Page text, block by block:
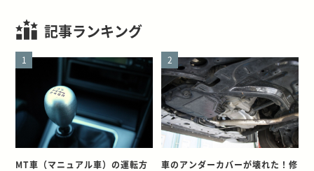
記事ランキング
1
MT車（マニュアル車）の運転方
2
車のアンダーカバーが壊れた！修